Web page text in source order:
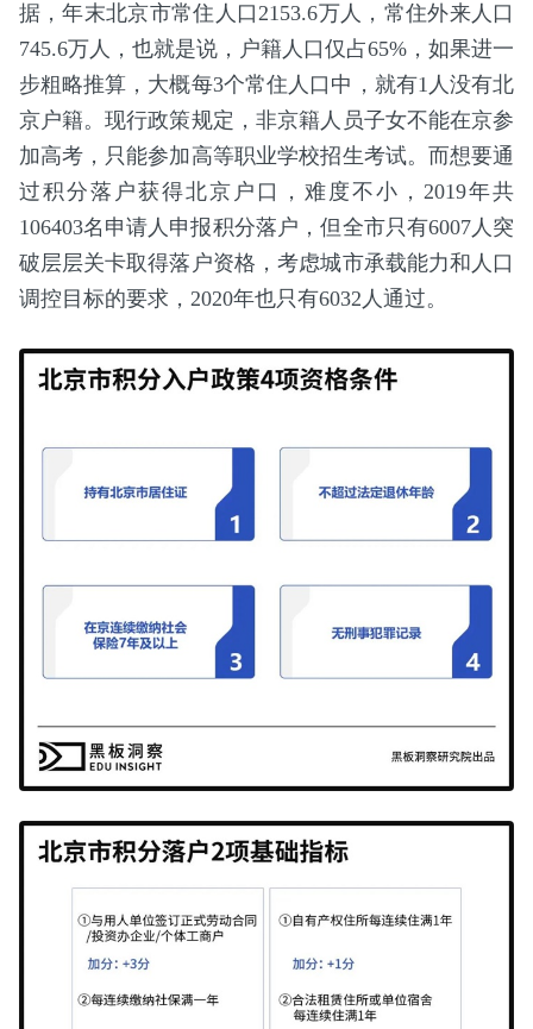
据，年末北京市常住人口2153.6万人，常住外来人口
745.6万人，也就是说，户籍人口仅占65%，如果进一
步粗略推算，大概每3个常住人口中，就有1人没有北
京户籍。现行政策规定，非京籍人员子女不能在京参
加高考，只能参加高等职业学校招生考试。而想要通
过积分落户获得北京户口，难度不小，2019年共
106403名申请人申报积分落户，但全市只有6007人突
破层层关卡取得落户资格，考虑城市承载能力和人口
调控目标的要求，2020年也只有6032人通过。